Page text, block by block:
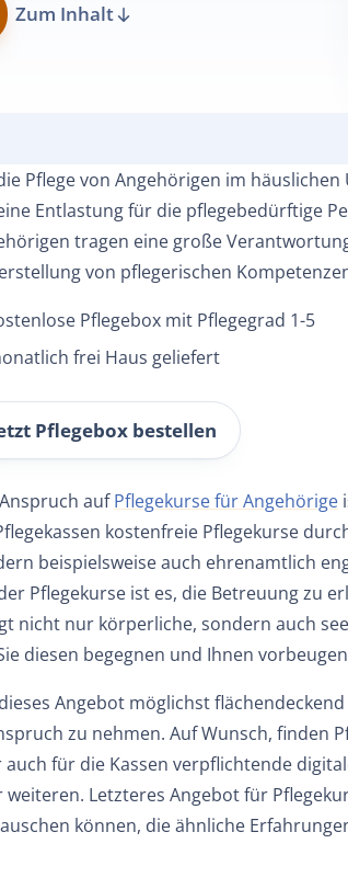
Zum Inhalt
Pflege von Angehörigen im
Entlastung für die pflegebedürftige
tragen eine große
von pflegerischen
Pflegebox mit Pflegegrad 1-5
frei Haus geliefert
Pflegebox bestellen
aufPflegekurse für Angehörige
kostenfreie Pflegekurse
beispielsweise auch ehrenamtlich
Pflegekurse ist es, die Betreuung zu
nicht nur körperliche, sondern auch
diesen begegnen und Ihnen
Angebot möglichst
zu nehmen. Auf Wunsch, finden
auch für die Kassen verpflichtende
weiteren. Letzteres Angebot für
können, die ähnliche